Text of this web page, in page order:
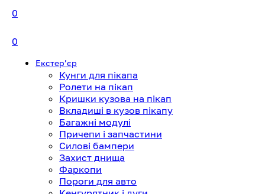
0
0
Екстерʼєр
Кунги для пікапа
Ролети на пікап
Кришки кузова на пікап
Вкладиші в кузов пікапу
Багажні модулі
Причепи і запчастини
Силові бампери
Захист днища
Фаркопи
Пороги для авто